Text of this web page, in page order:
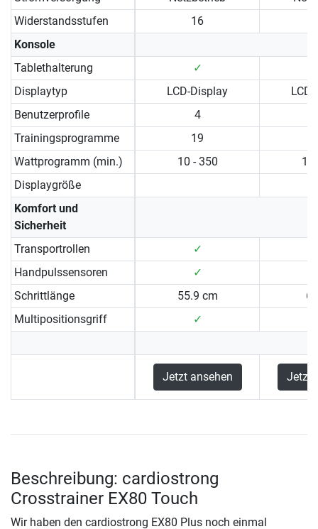
Widerstandsstufen
16
Konsole
Tablethalterung
✓
Displaytyp
LCD-Display
Benutzerprofile
4
Trainingsprogramme
19
Wattprogramm (min.)
10 - 350
10
Displaygröße
Komfort und
Sicherheit
Transportrollen
✓
Handpulssensoren
✓
Schrittlänge
55.9 cm
Multipositionsgriff
✓
Jetzt ansehen Jetzt
Beschreibung: cardiostrong
Crosstrainer EX80 Touch
Wir haben den cardiostrong EX80 Plus noch einmal